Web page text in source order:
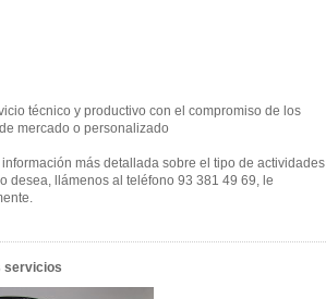
FECIR 2011 SL
técnico y productivo con el compromiso de los
mercado o personalizado
más detallada sobre el tipo de actividades
desea, llámenos al teléfono 93 381 49 69, le
servicios